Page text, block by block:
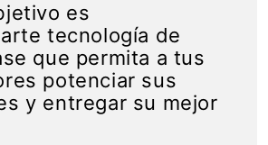
es
tecnología de
que permita a tus
potenciar sus
y entregar su mejor